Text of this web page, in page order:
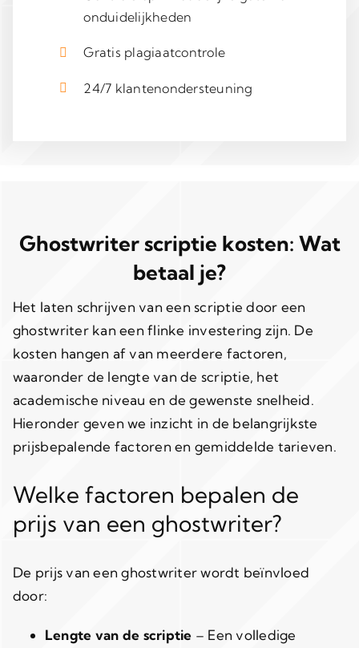
onduidelijkheden
Gratis plagiaatcontrole
24/7 klantenondersteuning
Ghostwriter scriptie kosten: Wat
betaal je?
Het laten schrijven van een scriptie door een
ghostwriter kan een flinke investering zijn. De
kosten hangen af van meerdere factoren,
waaronder de lengte van de scriptie, het
academische niveau en de gewenste snelheid.
Hieronder geven we inzicht in de belangrijkste
prijsbepalende factoren en gemiddelde tarieven.
Welke factoren bepalen de
prijs van een ghostwriter?
De prijs van een ghostwriter wordt beïnvloed
door:
Lengte van de scriptie – Een volledige